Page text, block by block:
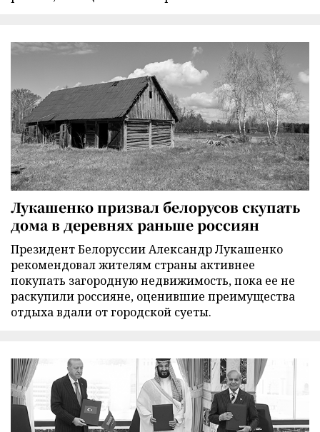
Лукашенко призвал белорусов скупать
дома в деревнях раньше россиян
Президент Белоруссии Александр Лукашенко
рекомендовал жителям страны активнее
покупать загородную недвижимость, пока ее не
раскупили россияне, оценившие преимущества
отдыха вдали от городской суеты.